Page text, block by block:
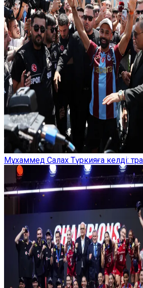
Мұхаммед Салах Түркияға келді: